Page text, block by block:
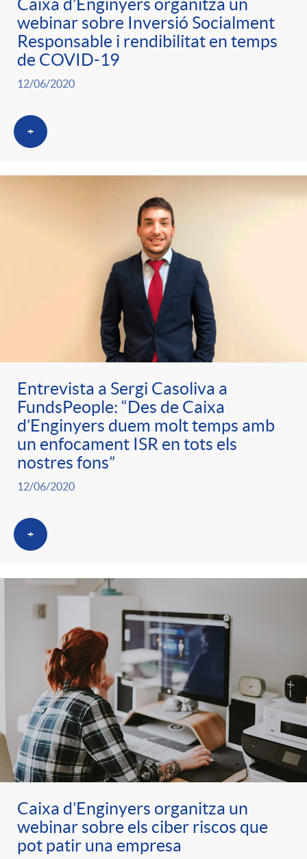
Caixa d’Enginyers organitza un
webinar sobre Inversió Socialment
Responsable i rendibilitat en temps
de COVID-19
12/06/2020
+
Entrevista a Sergi Casoliva a
FundsPeople: “Des de Caixa
d’Enginyers duem molt temps amb
un enfocament ISR en tots els
nostres fons”
12/06/2020
+
Caixa d’Enginyers organitza un
webinar sobre els ciber riscos que
pot patir una empresa